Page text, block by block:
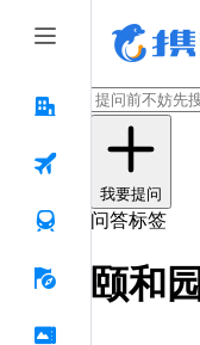
我要提问
问答标签
颐和园